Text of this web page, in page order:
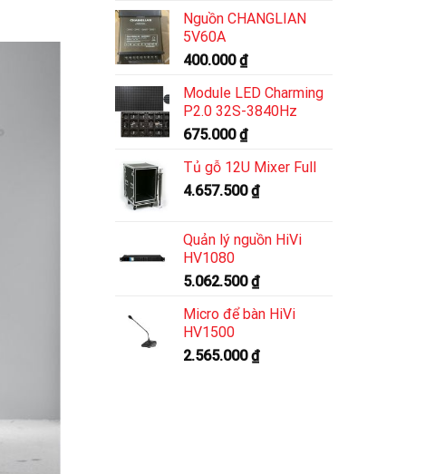
Nguồn CHANGLIAN
5V60A
400.000₫
Module LED Charming
P2.0 32S-3840Hz
675.000₫
Tủ gỗ 12U Mixer Full
4.657.500₫
Quản lý nguồn HiVi
HV1080
5.062.500₫
Micro để bàn HiVi
HV1500
2.565.000₫